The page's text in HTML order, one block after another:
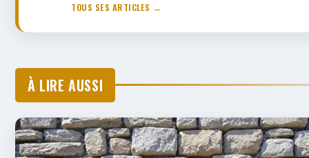
TOUS SES ARTICLES →
À LIRE AUSSI